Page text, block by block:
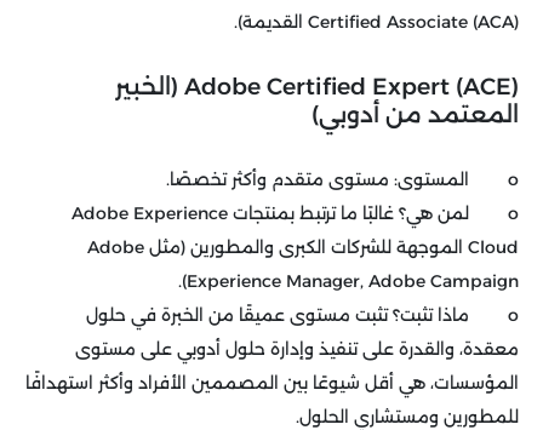
Certified Associate (ACA) القديمة).
Adobe Certified Expert (ACE) (الخبير
المعتمد من أدوبي)
o المستوى: مستوى متقدم وأكثر تخصصًا.
o لمن هي؟ غالبًا ما ترتبط بمنتجات Adobe Experience
Cloud الموجهة للشركات الكبرى والمطورين (مثل Adobe
Experience Manager, Adobe Campaign).
o ماذا تثبت؟ تثبت مستوى عميقًا من الخبرة في حلول
معقدة، والقدرة على تنفيذ وإدارة حلول أدوبي على مستوى
المؤسسات، هي أقل شيوعًا بين المصممين الأفراد وأكثر استهدافًا
للمطورين ومستشاري الحلول.